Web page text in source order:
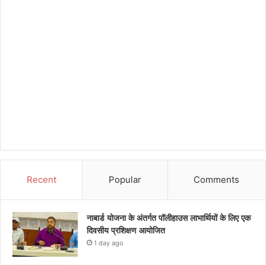
Recent Popular Comments
नाबार्ड योजना के अंतर्गत पॉलीहाउस लाभार्थियों के लिए एक
दिवसीय प्रशिक्षण आयोजित
1 day ago